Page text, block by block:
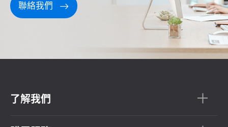
聯絡我們
了解我們